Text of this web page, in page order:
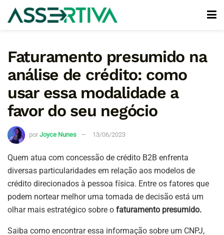
Faturamento presumido na
análise de crédito: como
usar essa modalidade a
favor do seu negócio
por Joyce Nunes 13/06/2023
Quem atua com concessão de crédito B2B enfrenta
diversas particularidades em relação aos modelos de
crédito direcionados à pessoa física. Entre os fatores que
podem nortear melhor uma tomada de decisão está um
olhar mais estratégico sobre o faturamento presumido.
Saiba como encontrar essa informação sobre um CNPJ,